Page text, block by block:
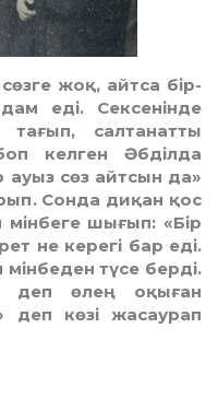
жоқ, айтса бір-
еді. Сексенінде
салтанатты
келген Әбділда
ауыз сөз айтсын да»
Сонда диқан қос
шығып: «Бір
не керегі бар еді.
түсе берді.
деп өлең оқыған
деп көзі жасаурап